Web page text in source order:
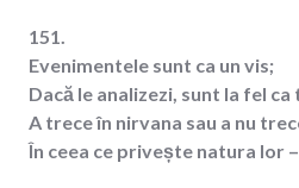
151.
Evenimentele sunt ca un vis;
Dacă le analizezi, sunt la fel
A trece în nirvana sau a nu
În ceea ce privește natura lor